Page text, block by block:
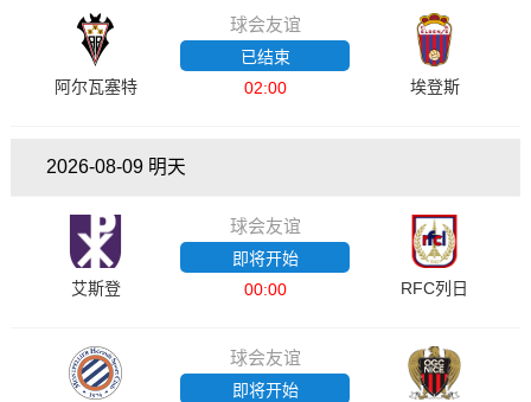
阿尔瓦塞特
球会友谊
已结束
02:00
埃登斯
2026-08-09 明天
艾斯登
球会友谊
即将开始
00:00
RFC列日
球会友谊
即将开始